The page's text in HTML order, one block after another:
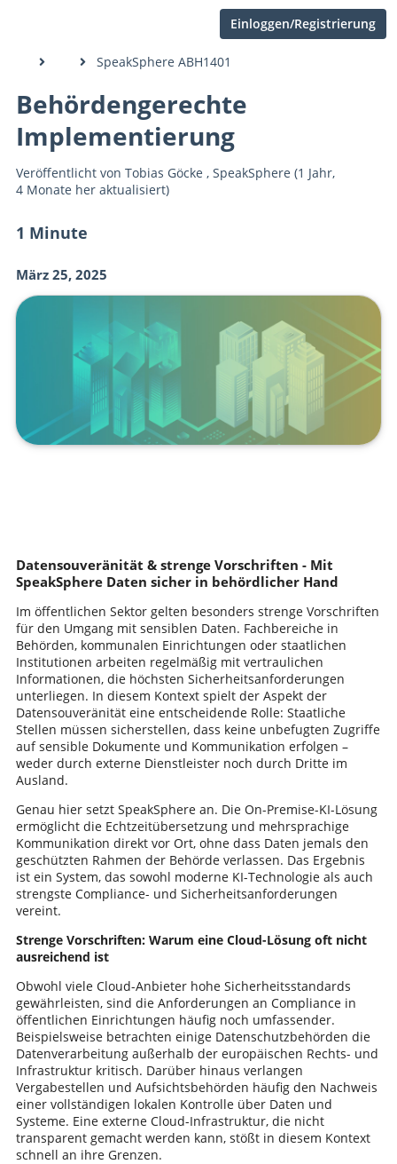
Einloggen/Registrierung
SpeakSphere ABH1401
1 Minute
März 25, 2025
Behördengerechte
Implementierung
Veröffentlicht von Tobias Göcke , SpeakSphere (1 Jahr,
4 Monate her aktualisiert)
Datensouveränität & strenge Vorschriften - Mit
SpeakSphere Daten sicher in behördlicher Hand
Im öffentlichen Sektor gelten besonders strenge Vorschriften
für den Umgang mit sensiblen Daten. Fachbereiche in
Behörden, kommunalen Einrichtungen oder staatlichen
Institutionen arbeiten regelmäßig mit vertraulichen
Informationen, die höchsten Sicherheitsanforderungen
unterliegen. In diesem Kontext spielt der Aspekt der
Datensouveränität eine entscheidende Rolle: Staatliche
Stellen müssen sicherstellen, dass keine unbefugten Zugriffe
auf sensible Dokumente und Kommunikation erfolgen –
weder durch externe Dienstleister noch durch Dritte im
Ausland.
Genau hier setzt SpeakSphere an. Die On-Premise-KI-Lösung
ermöglicht die Echtzeitübersetzung und mehrsprachige
Kommunikation direkt vor Ort, ohne dass Daten jemals den
geschützten Rahmen der Behörde verlassen. Das Ergebnis
ist ein System, das sowohl moderne KI-Technologie als auch
strengste Compliance- und Sicherheitsanforderungen
vereint.
Strenge Vorschriften: Warum eine Cloud-Lösung oft nicht
ausreichend ist
Obwohl viele Cloud-Anbieter hohe Sicherheitsstandards
gewährleisten, sind die Anforderungen an Compliance in
öffentlichen Einrichtungen häufig noch umfassender.
Beispielsweise betrachten einige Datenschutzbehörden die
Datenverarbeitung außerhalb der europäischen Rechts- und
Infrastruktur kritisch. Darüber hinaus verlangen
Vergabestellen und Aufsichtsbehörden häufig den Nachweis
einer vollständigen lokalen Kontrolle über Daten und
Systeme. Eine externe Cloud-Infrastruktur, die nicht
transparent gemacht werden kann, stößt in diesem Kontext
schnell an ihre Grenzen.